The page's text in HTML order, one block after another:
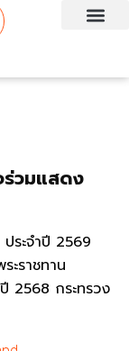
วมแสดง
ระจำปี 2569
ะราชทาน
2568 กระทรวง